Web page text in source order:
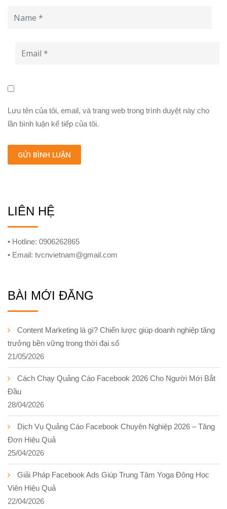
Lưu tên của tôi, email, và trang web trong trình duyệt này cho
lần bình luận kế tiếp của tôi.
LIÊN HỆ
• Hotline: 0906262865
• Email: tvcnvietnam@gmail.com
BÀI MỚI ĐĂNG
Content Marketing là gì? Chiến lược giúp doanh nghiệp tăng
trưởng bền vững trong thời đại số
21/05/2026
Cách Chạy Quảng Cáo Facebook 2026 Cho Người Mới Bắt
Đầu
28/04/2026
Dịch Vụ Quảng Cáo Facebook Chuyên Nghiệp 2026 – Tăng
Đơn Hiệu Quả
25/04/2026
Giải Pháp Facebook Ads Giúp Trung Tâm Yoga Đông Học
Viên Hiệu Quả
22/04/2026